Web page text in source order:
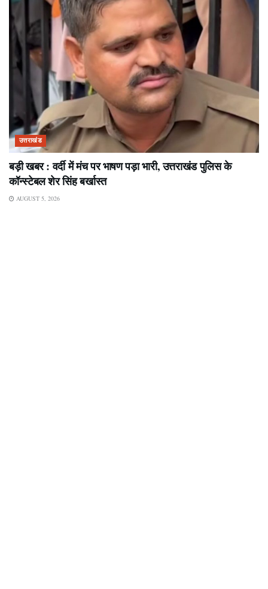
उत्तराखंड
बड़ी खबर : वर्दी में मंच पर भाषण पड़ा भारी, उत्तराखंड पुलिस के
कॉन्स्टेबल शेर सिंह बर्खास्त
AUGUST 5, 2026